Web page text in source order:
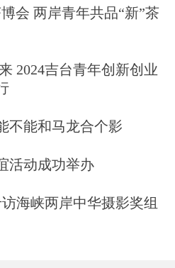
会 两岸青年共品“新”茶
2024吉台青年创新创业
不能和马龙合个影
活动成功举办
海峡两岸中华摄影奖组